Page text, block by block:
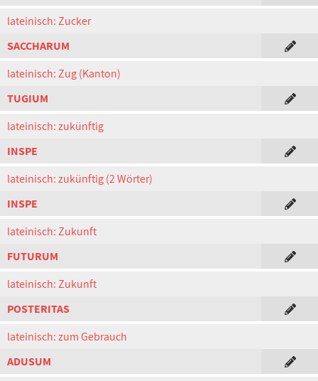
lateinisch: Zucker
SACCHARUM
lateinisch: Zug (Kanton)
TUGIUM
lateinisch: zukünftig
INSPE
lateinisch: zukünftig (2 Wörter)
INSPE
lateinisch: Zukunft
FUTURUM
lateinisch: Zukunft
POSTERITAS
lateinisch: zum Gebrauch
ADUSUM